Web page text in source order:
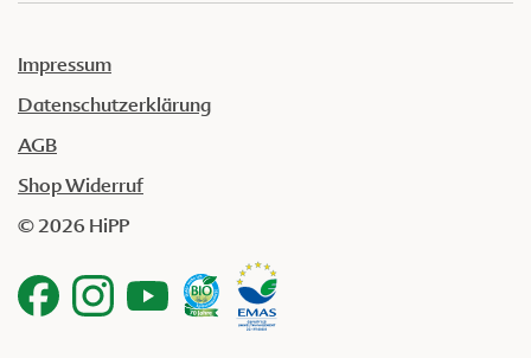
Impressum
Datenschutzerklärung
AGB
Shop Widerruf
© 2026 HiPP